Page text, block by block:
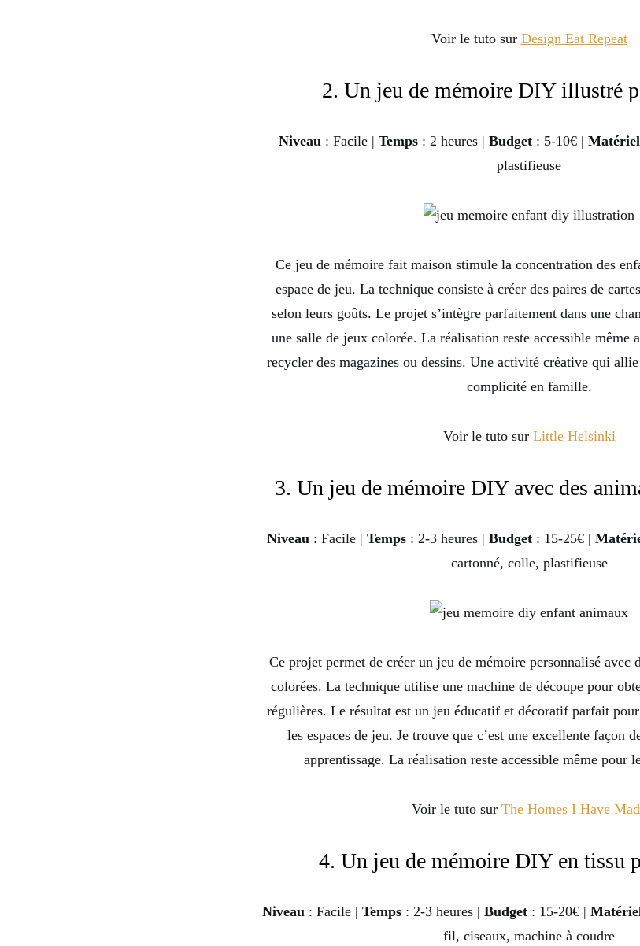
Voir le tuto sur Design Eat Repeat
2. Un jeu de mémoire DIY illustré
Niveau: Facile | Temps: 2 heures | Budget: 5-10€ | Matériel
plastifieuse
Ce jeu de mémoire fait maison stimule la concentration des
espace de jeu. La technique consiste à créer des paires de
selon leurs goûts. Le projet s’intègre parfaitement dans une
une salle de jeux colorée. La réalisation reste accessible même
recycler des magazines ou dessins. Une activité créative qui
complicité en famille.
Voir le tuto sur Little Helsinki
3. Un jeu de mémoire DIY avec des
Niveau : Facile | Temps : 2-3 heures | Budget : 15-25€ |
cartonné, colle, plastifieuse
Ce projet permet de créer un jeu de mémoire personnalisé avec
colorées. La technique utilise une machine de découpe pour
régulières. Le résultat est un jeu éducatif et décoratif parfait
les espaces de jeu. Je trouve que c’est une excellente façon
apprentissage. La réalisation reste accessible même pour
Voir le tuto sur The Homes I Have
4. Un jeu de mémoire DIY en tissu
Niveau: Facile | Temps: 2-3 heures | Budget: 15-20€ |
fil, ciseaux, machine à coudre